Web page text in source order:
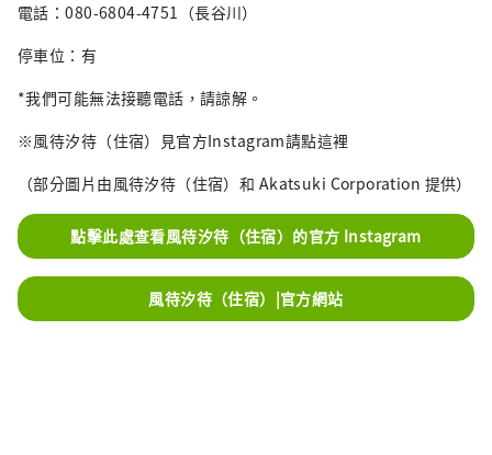
電話：080-6804-4751（長谷川）
停車位：有
*我們可能無法接聽電話，請諒解。
※風待汐待（住宿）見官方Instagram請點這裡
（部分圖片由風待汐待（住宿）和 Akatsuki Corporation 提供）
點擊此處查看風待汐待（住宿）的官方 Instagram
風待汐待（住宿）|官方網站